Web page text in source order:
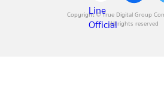
Copyright © True Digital Group
All rights reserved